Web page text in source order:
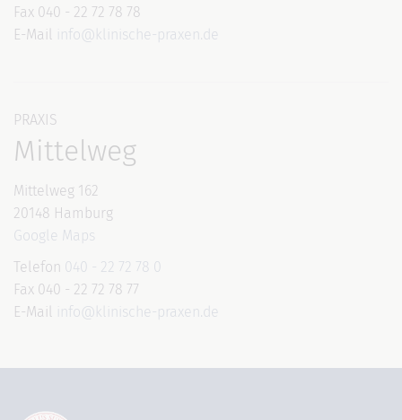
Fax 040 - 22 72 78 78
E-Mail info@klinische-praxen.de
PRAXIS
Mittelweg
Mittelweg 162
20148 Hamburg
Google Maps
Telefon 040 - 22 72 78 0
Fax 040 - 22 72 78 77
E-Mail info@klinische-praxen.de